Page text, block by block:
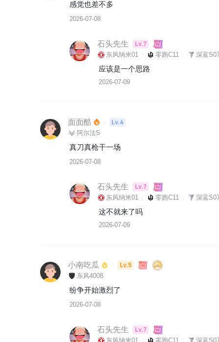
感觉也差不多
2026-07-08
石头先生 Lv.7
东风纳米01 零跑C11 深蓝
应该是一个思路
2026-07-09
面面酷 Lv.4
阿尔法S
真刀真枪干一场
2026-07-08
石头先生 Lv.7
东风纳米01 零跑C11 深蓝
这不就来了吗
2026-07-09
小南吃瓜 Lv.5
东风4008
纷争开始激烈了
2026-07-08
石头先生 Lv.7
东风纳米01 零跑C11 深蓝